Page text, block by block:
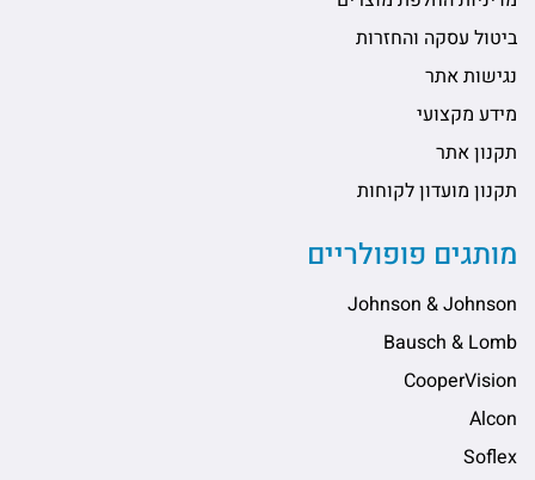
ביטול עסקה והחזרות
נגישות אתר
מידע מקצועי
תקנון אתר
תקנון מועדון לקוחות
מותגים פופולריים
Johnson & Johnson
Bausch & Lomb
CooperVision
Alcon
Soflex